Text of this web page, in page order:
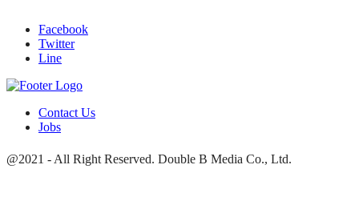
Facebook
Twitter
Line
Contact Us
Jobs
@2021 - All Right Reserved. Double B Media Co., Ltd.